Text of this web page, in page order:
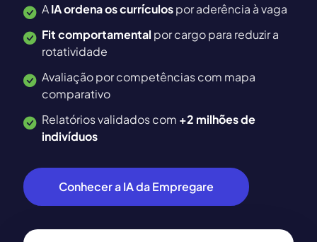
AIA ordena os currículospor aderência à vaga
Fit comportamental por cargo para reduzir a
rotatividade
Avaliação por competências com mapa
comparativo
Relatórios validados com +2 milhões de
indivíduos
Conhecer a IA da Empregare